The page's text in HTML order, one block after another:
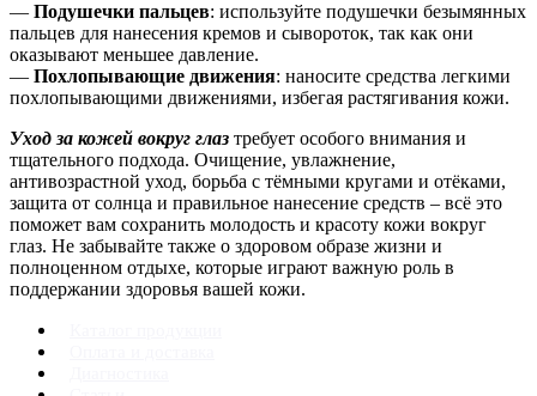
— Подушечки пальцев: используйте подушечки безымянных
пальцев для нанесения кремов и сывороток, так как они
оказывают меньшее давление.
— Похлопывающие движения: наносите средства легкими
похлопывающими движениями, избегая растягивания кожи.
Уход за кожей вокруг глаз требует особого внимания и
тщательного подхода. Очищение, увлажнение,
антивозрастной уход, борьба с тёмными кругами и отёками,
защита от солнца и правильное нанесение средств – всё это
поможет вам сохранить молодость и красоту кожи вокруг
глаз. Не забывайте также о здоровом образе жизни и
полноценном отдыхе, которые играют важную роль в
поддержании здоровья вашей кожи.